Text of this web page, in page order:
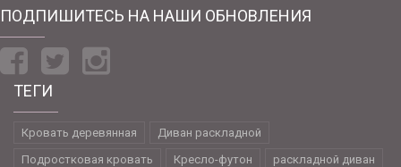
ПОДПИШИТЕСЬ НА НАШИ ОБНОВЛЕНИЯ
ТЕГИ
Кровать деревянная
Диван раскладной
Подростковая кровать
Кресло-футон
раскладной диван